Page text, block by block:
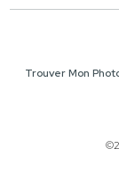
Trouver Mon